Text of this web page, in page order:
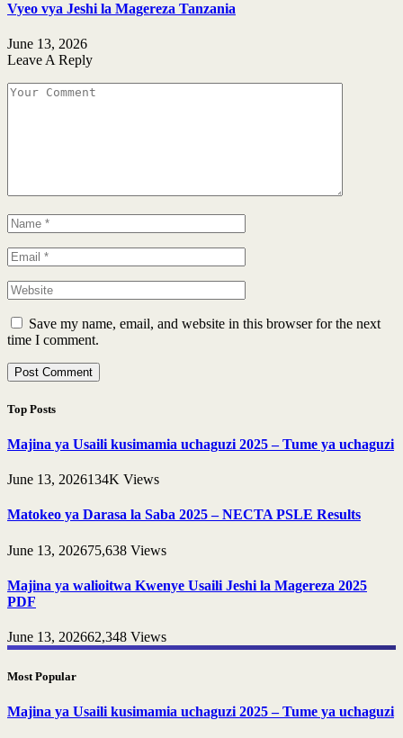
Vyeo vya Jeshi la Magereza Tanzania
June 13, 2026
Leave A Reply
Save my name, email, and website in this browser for the next
time I comment.
Top Posts
Majina ya Usaili kusimamia uchaguzi 2025 – Tume ya uchaguzi
June 13, 2026134K Views
Matokeo ya Darasa la Saba 2025 – NECTA PSLE Results
June 13, 202675,638 Views
Majina ya walioitwa Kwenye Usaili Jeshi la Magereza 2025
PDF
June 13, 202662,348 Views
Most Popular
Majina ya Usaili kusimamia uchaguzi 2025 – Tume ya uchaguzi